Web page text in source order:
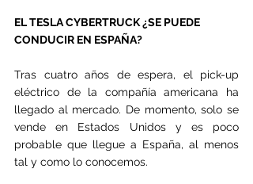
EL TESLA CYBERTRUCK ¿SE PUEDE
CONDUCIR EN ESPAÑA?
Tras cuatro años de espera, el pick-up
eléctrico de la compañía americana ha
llegado al mercado. De momento, solo se
vende en Estados Unidos y es poco
probable que llegue a España, al menos
tal y como lo conocemos.